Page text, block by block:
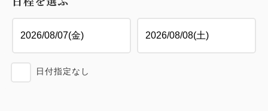
日付指定なし